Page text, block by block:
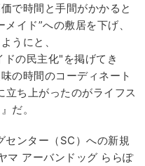
で時間と手間がかかると
イド”への敷居を下げ、
うにと、
ドの民主化"を掲げてき
の時間のコーディネート
ち上がったのがライフス
だ。
ンター（SC）への新規
マ アーバンドッグ ららぽ